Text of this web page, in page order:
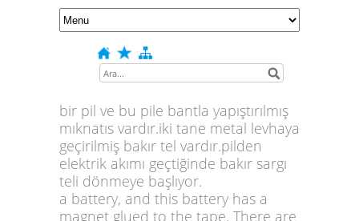
bir pil ve bu pile bantla yapıştırılmış
mıknatıs vardır.iki tane metal levhaya
geçirilmiş bakır tel vardır.pilden
elektrik akımı geçtiğinde bakır sargı
teli dönmeye başlıyor.
a battery, and this battery has a
magnet glued to the tape. There are